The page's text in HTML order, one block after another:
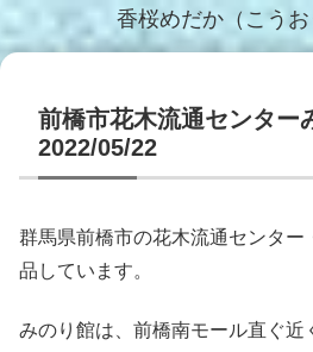
香桜めだか（こうお
前橋市花木流通センター
2022/05/22
群馬県前橋市の花木流通センター
品しています。
みのり館は、前橋南モール直ぐ近